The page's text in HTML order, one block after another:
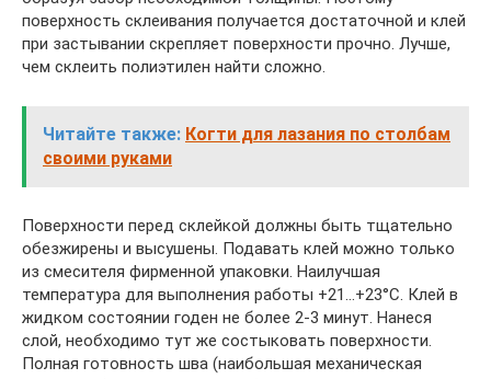
поверхность склеивания получается достаточной и клей
при застывании скрепляет поверхности прочно. Лучше,
чем склеить полиэтилен найти сложно.
Читайте также: Когти для лазания по столбам
своими руками
Поверхности перед склейкой должны быть тщательно
обезжирены и высушены. Подавать клей можно только
из смесителя фирменной упаковки. Наилучшая
температура для выполнения работы +21…+23°С. Клей в
жидком состоянии годен не более 2-3 минут. Нанеся
слой, необходимо тут же состыковать поверхности.
Полная готовность шва (наибольшая механическая